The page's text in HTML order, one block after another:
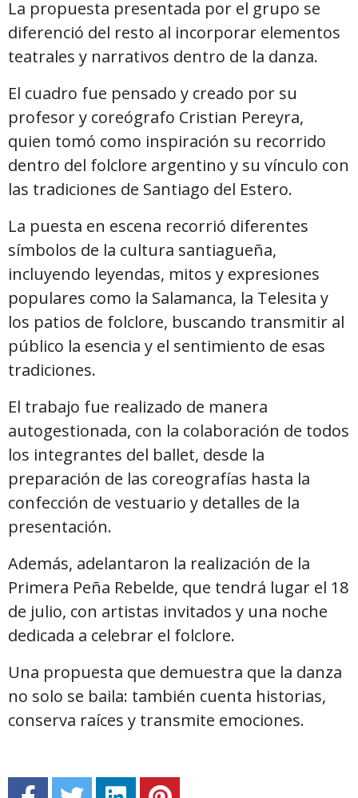
La propuesta presentada por el grupo se
diferenció del resto al incorporar elementos
teatrales y narrativos dentro de la danza.
El cuadro fue pensado y creado por su
profesor y coreógrafo Cristian Pereyra,
quien tomó como inspiración su recorrido
dentro del folclore argentino y su vínculo con
las tradiciones de Santiago del Estero.
La puesta en escena recorrió diferentes
símbolos de la cultura santiagueña,
incluyendo leyendas, mitos y expresiones
populares como la Salamanca, la Telesita y
los patios de folclore, buscando transmitir al
público la esencia y el sentimiento de esas
tradiciones.
El trabajo fue realizado de manera
autogestionada, con la colaboración de todos
los integrantes del ballet, desde la
preparación de las coreografías hasta la
confección de vestuario y detalles de la
presentación.
Además, adelantaron la realización de la
Primera Peña Rebelde, que tendrá lugar el 18
de julio, con artistas invitados y una noche
dedicada a celebrar el folclore.
Una propuesta que demuestra que la danza
no solo se baila: también cuenta historias,
conserva raíces y transmite emociones.